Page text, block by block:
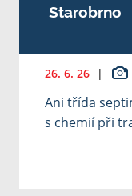
Starobrno
26. 6. 26 |
Ani třída
s chemií při